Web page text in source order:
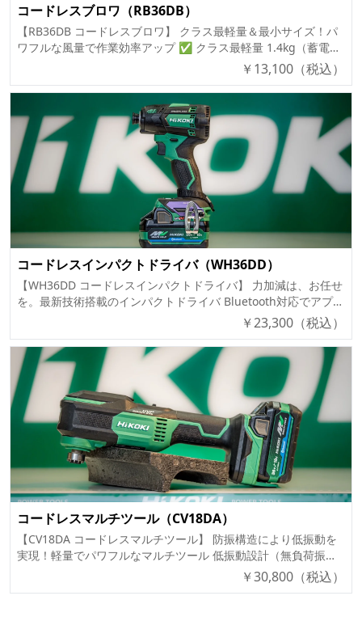
コードレスブロワ（RB36DB）
【RB36DB コードレスブロワ】 クラス最軽量＆最小サイズ！パ
ワフルな風量で作業効率アップ ✅ クラス最軽量 1.4kg（蓄電池
装着時） ✅ 低騒音・低振動設計で快適作業 ✅ 3段階の風量調
節で用途に合わせた作業が可能 ✅ 最大風速 102m/s の強力パワ
ー ✅ 吊り下げ用フック付きで収納や持ち運びが便利 ✅ 電動工
具の掃除にも活躍！ 🔹 商品概要 「RB36DB コードレスブロ
ワ」は、36Vマルチボルトバッテリー対応のパワフルなブロワ。
軽量コンパクト設計ながら、最大102m/sの強力な風速を実現
し、作業効率を向上させます。 低騒音・低振動設計で住宅地や
静音環境での使用にも最適！ 🔹 販売価格 形式（型番） 販売価
格 / 希望小売価格 付属品 RB36DB (NN)【本体のみ】 ¥17,500
(¥17,500) ノズル組(S) 🔹 主要機能 ✅ クラス最小・最軽量のコ
ードレスブロワ ブラシレスモーター採用により、小型・軽量化
を実現 モーターの出っ張りがなく、持ち運びやすいデザイン 質
量：1.4kg（蓄電池装着時） ✅ クラスNo.1※の低騒音・低振動
風路を工夫し、ファンと風窓の距離を最適化（特許取得） 静音
環境が求められる作業でも安心 騒音・振動値を大幅に低減 ✅ 3
段階風量調節で作業に最適化 強モード（80,000min⁻¹） 中モー
ド（53,000min⁻¹） 弱モード（43,000min⁻¹） ✅ 最大風速
102m/s の強力パワー 風速 最大102m/s、平均83m/s（ノズル装
着時） 強力な風で木くずやホコリを一気に吹き飛ばす ✅ 吊り
下げ用フック付き 収納しやすく、作業場の整理整頓も簡単 ✅
電動工具の掃除にも活躍！ 作業後の木くずや粉じんを素早く吹
き飛ばせる 🔹 仕様（スペック） 項目 RB36DB モーター 直流ブ
ラシレスモーター 全負荷回転数（気温20℃満充電時） 強モー
ド：80,000min⁻¹ 中モード：53,000min⁻¹ 弱モード：
43,000min⁻¹ 最大風量（ノズルなし） 1.2㎥/min 風速（ノズル
組(S)取付け時） 最大：102m/s 平均：83m/s 機体寸法（全長×全
高×全幅） 320×224×96mm（BSL36A18装着時） 質量
1.4kg（BSL36A18装着時） 使用可能蓄電池 マルチボルト蓄電池
（BSL36A18） 標準付属品 ノズル組(S) ⚠ 従来の蓄電池
（BSL3620、BSL3626、BSL3660 および BSL18XX、BSL14XXシ
リーズ）は使用できません。 🔹 1充電あたりの作業量（目安）
バッテリー容量 強モード 中モード 弱モード BSL36A18（2.5Ah
マルチボルト） 約12分 約40分 約70分 ⚠ 数値は参考値です。
使用環境やバッテリー状態により変動します。 🔹 付属品 付属
￥13,100 （税込）
コードレスインパクトドライバ（WH36DD）
【WH36DD コードレスインパクトドライバ】 力加減は、お任せ
を。最新技術搭載のインパクトドライバ Bluetooth対応でアプリ
と連携可能 3灯から9灯に進化したLEDライト トリプルハンマ機
構で振動を低減 1充電あたりの作業量：約760本の木ねじ締付可
能（2.5Ahマルチボルト蓄電池使用時） 最適トルク 200N・m
🔹 形式（型番）ごとの販売価格 形式（型番） 販売価格 / 希望小
売価格 付属品 WH36DD (2XH)【フルセット】 ¥62,100
(¥83,000) マルチボルト蓄電池（BSL36A18BX ×2個）、急速充電
器（UC18YDML）、収納ケース、力こぶビット WH36DD (NN)
【本体のみ】 ¥23,300 (¥31,100) バッテリー・充電器・ケースは
別売 🔹 主要機能 ✅ アプリに新モード追加 Bluetoothでアプリ
連携し、「細ビスモード」を追加可能 細ビスを使用する繊細な
作業に最適 ✅ 進化した9灯LEDライト 3灯から9灯に進化し、作
業効率アップ 明るさ「強」「中」「弱」の3段階調整可能 ✅ ト
リプルハンマ機構搭載 従来の2打撃から3打撃へ進化 → 振動を低
減＆カムアウト軽減 打撃エネルギーが増加し、作業負荷に合わ
せて自動制御 ✅ オートスロー機能搭載 ボルト単発モード逆転
時にナット脱落を防止 LEDライトの明るさ調整も可能 🔹 仕様
（スペック） 項目 詳細 最大締付トルク 200N・m（M16高力ボ
ルト） ヘッド長 111mm（コンパクト設計） 無負荷回転数 0〜
￥23,300 （税込）
コードレスマルチツール（CV18DA）
【CV18DA コードレスマルチツール】 防振構造により低振動を
実現！軽量でパワフルなマルチツール 低振動設計（無負荷振動
値 0.9m/s²） 3.6°の振動角度で高速切断（切断スピード2倍以上
向上） 小型ブラシレスモーター採用で軽量化＆握りやすいハン
￥30,800 （税込）